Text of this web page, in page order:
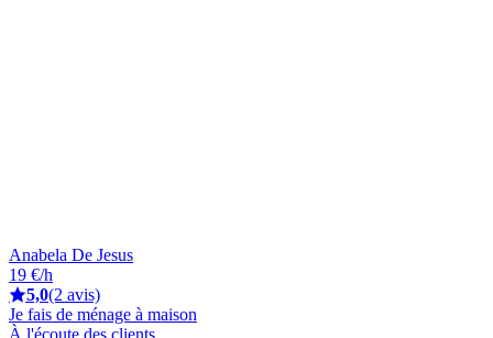
Anabela De Jesus
19 €/h
5,0(2 avis)
Je fais de ménage à maison
À l'écoute des clients